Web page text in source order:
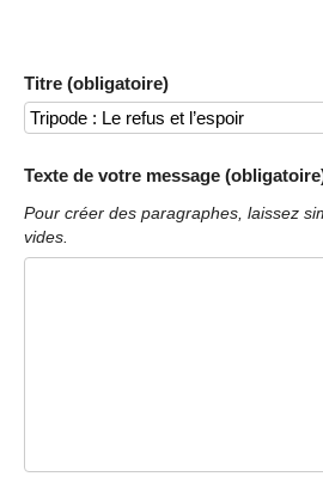
Titre (obligatoire)
Texte de votre message
Pour créer des paragraphes, laissez
vides.